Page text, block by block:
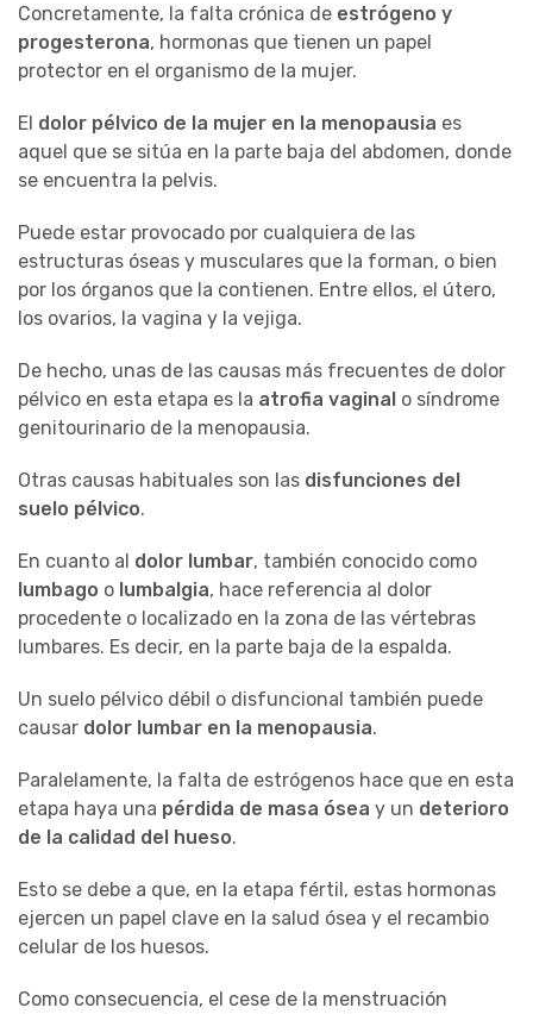
Concretamente, la falta crónica de estrógeno y
progesterona, hormonas que tienen un papel
protector en el organismo de la mujer.
El dolor pélvico de la mujer en la menopausia es
aquel que se sitúa en la parte baja del abdomen, donde
se encuentra la pelvis.
Puede estar provocado por cualquiera de las
estructuras óseas y musculares que la forman, o bien
por los órganos que la contienen. Entre ellos, el útero,
los ovarios, la vagina y la vejiga.
De hecho, unas de las causas más frecuentes de dolor
pélvico en esta etapa es la atrofia vaginal o síndrome
genitourinario de la menopausia.
Otras causas habituales son las disfunciones del
suelo pélvico.
En cuanto al dolor lumbar, también conocido como
lumbago o lumbalgia, hace referencia al dolor
procedente o localizado en la zona de las vértebras
lumbares. Es decir, en la parte baja de la espalda.
Un suelo pélvico débil o disfuncional también puede
causar dolor lumbar en la menopausia.
Paralelamente, la falta de estrógenos hace que en esta
etapa haya una pérdida de masa ósea y un deterioro
de la calidad del hueso.
Esto se debe a que, en la etapa fértil, estas hormonas
ejercen un papel clave en la salud ósea y el recambio
celular de los huesos.
Como consecuencia, el cese de la menstruación